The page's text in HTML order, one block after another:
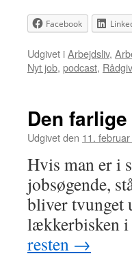
Facebook
Udgivet iArbejdsliv,
Nyt job, podcast,
Den
Udgivet den 11.
Hvis man er i
jobsøgende,
bliver tvunget
lækkerbisken
resten →